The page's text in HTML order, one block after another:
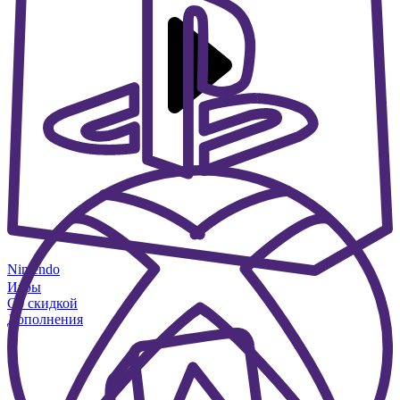
Nintendo
Игры
Со скидкой
Дополнения